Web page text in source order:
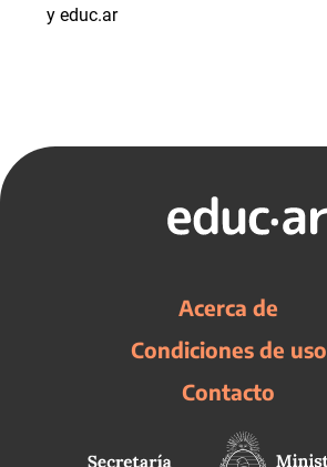
y educ.ar
Acerca de
Condiciones de uso
Contacto